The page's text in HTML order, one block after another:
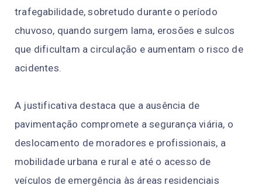
trafegabilidade, sobretudo durante o período
chuvoso, quando surgem lama, erosões e sulcos
que dificultam a circulação e aumentam o risco de
acidentes.
A justificativa destaca que a ausência de
pavimentação compromete a segurança viária, o
deslocamento de moradores e profissionais, a
mobilidade urbana e rural e até o acesso de
veículos de emergência às áreas residenciais